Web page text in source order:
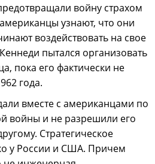
войну страхом
узнают, что они
воздействовать на свое
пытался организовать
пока его фактически не
года.
вместе с американцами по
войны и не разрешили его
Стратегическое
у России и США. Причем